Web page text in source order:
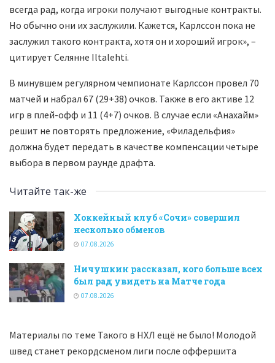
всегда рад, когда игроки получают выгодные контракты.
Но обычно они их заслужили. Кажется, Карлссон пока не
заслужил такого контракта, хотя он и хороший игрок», –
цитирует Селянне Iltalehti.
В минувшем регулярном чемпионате Карлссон провел 70
матчей и набрал 67 (29+38) очков. Также в его активе 12
игр в плей-офф и 11 (4+7) очков. В случае если «Анахайм»
решит не повторять предложение, «Филадельфия»
должна будет передать в качестве компенсации четыре
выбора в первом раунде драфта.
Читайте так-же
Хоккейный клуб «Сочи» совершил
несколько обменов
07.08.2026
Ничушкин рассказал, кого больше всех
был рад увидеть на Матче года
07.08.2026
Материалы по теме Такого в НХЛ ещё не было! Молодой
швед станет рекордсменом лиги после оффершита